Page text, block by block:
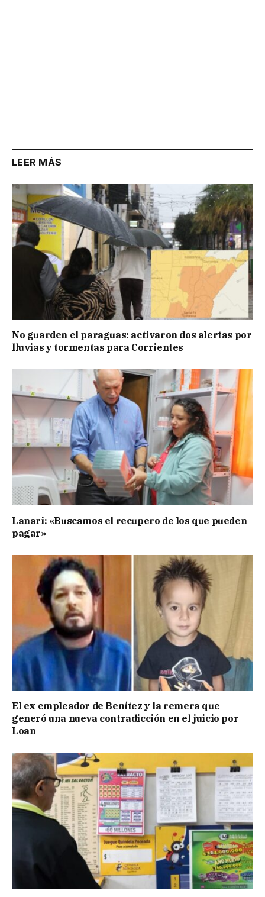
LEER MÁS
No guarden el paraguas: activaron dos alertas por
lluvias y tormentas para Corrientes
Lanari: «Buscamos el recupero de los que pueden
pagar»
El ex empleador de Benítez y la remera que
generó una nueva contradicción en el juicio por
Loan